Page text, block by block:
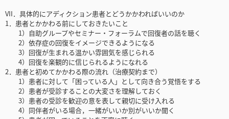
VII．具体的にアディクション患者とどうかかわればいいのか
1．患者とかかわる前にしておきたいこと
1）自助グループやセミナー・フォーラムで回復者の話を聴く
2）依存症の回復をイメージできるようになる
3）回復が生まれる温かい雰囲気を感じられる
4）回復を楽観的に信じられるようになれる
2．患者と初めてかかわる際の流れ（治療契約まで）
1）患者に対して「困っている人」として向き合う覚悟をする
2）患者が受診することの大変さを理解しておく
3）患者の受診を歓迎の意を表して親切に受け入れる
4）同伴者がいる場合，一緒がいいか別がいいか聞く